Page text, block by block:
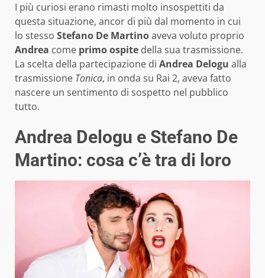
I più curiosi erano rimasti molto insospettiti da
questa situazione, ancor di più dal momento in cui
lo stesso Stefano De Martinoaveva voluto proprio
Andrea come primo ospite della sua trasmissione.
La scelta della partecipazione di Andrea Delogu alla
trasmissione Tonica, in onda su Rai 2, aveva fatto
nascere un sentimento di sospetto nel pubblico
tutto.
Andrea Delogu e Stefano De
Martino: cosa c’è tra di loro